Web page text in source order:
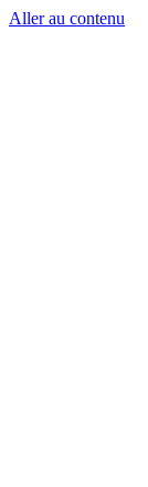
Aller au contenu